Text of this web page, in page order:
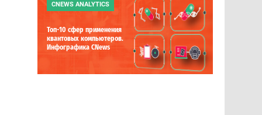
CNEWS ANALYTICS
Топ-10 сфер применения
квантовых компьютеров.
Инфографика CNews